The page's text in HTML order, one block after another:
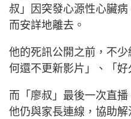
叔」因突發心源性心臟
而安詳地離去。
他的死訊公開之前，不
何還不更新影片」、「好
而「廖叔」最後一次直
他仍與家長連線，協助